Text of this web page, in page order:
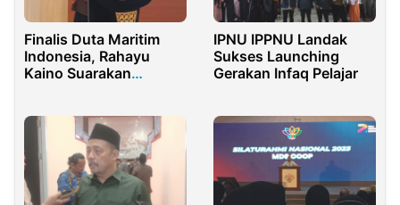
Finalis Duta Maritim
Indonesia, Rahayu
Kaino Suarakan
Kemenaker
IPNU IPPNU Landak
Sukses Launching
Gerakan Infaq Pelajar